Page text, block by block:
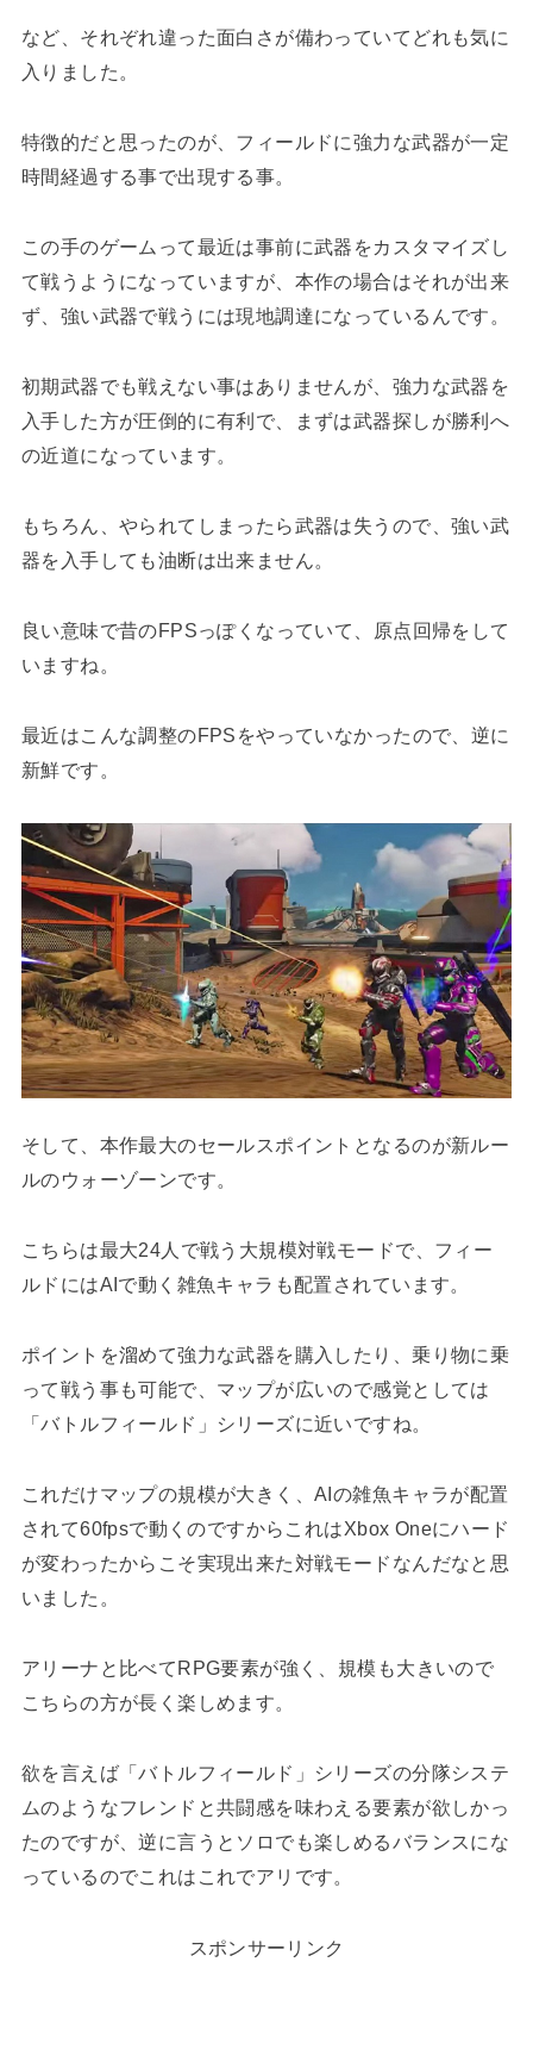
など、それぞれ違った面白さが備わっていてどれも気に
入りました。
特徴的だと思ったのが、フィールドに強力な武器が一定
時間経過する事で出現する事。
この手のゲームって最近は事前に武器をカスタマイズし
て戦うようになっていますが、本作の場合はそれが出来
ず、強い武器で戦うには現地調達になっているんです。
初期武器でも戦えない事はありませんが、強力な武器を
入手した方が圧倒的に有利で、まずは武器探しが勝利へ
の近道になっています。
もちろん、やられてしまったら武器は失うので、強い武
器を入手しても油断は出来ません。
良い意味で昔のFPSっぽくなっていて、原点回帰をして
いますね。
最近はこんな調整のFPSをやっていなかったので、逆に
新鮮です。
そして、本作最大のセールスポイントとなるのが新ルー
ルのウォーゾーンです。
こちらは最大24人で戦う大規模対戦モードで、フィー
ルドにはAIで動く雑魚キャラも配置されています。
ポイントを溜めて強力な武器を購入したり、乗り物に乗
って戦う事も可能で、マップが広いので感覚としては
「バトルフィールド」シリーズに近いですね。
これだけマップの規模が大きく、AIの雑魚キャラが配置
されて60fpsで動くのですからこれはXbox Oneにハード
が変わったからこそ実現出来た対戦モードなんだなと思
いました。
アリーナと比べてRPG要素が強く、規模も大きいので
こちらの方が長く楽しめます。
欲を言えば「バトルフィールド」シリーズの分隊システ
ムのようなフレンドと共闘感を味わえる要素が欲しかっ
たのですが、逆に言うとソロでも楽しめるバランスにな
っているのでこれはこれでアリです。
スポンサーリンク